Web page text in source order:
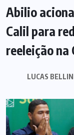
Abilio
Calil para
reeleição na
LUCAS